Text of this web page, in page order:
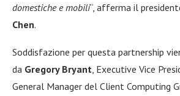
domestiche e mobili“, afferma il
Chen.
Soddisfazione per questa partnership
da Gregory Bryant , Executive Vice
General Manager del Client Computing